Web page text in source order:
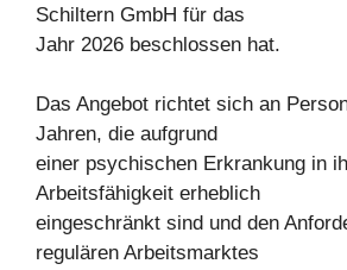
Schiltern GmbH für das
Jahr 2026 beschlossen hat.
Das Angebot richtet sich an
Jahren, die aufgrund
einer psychischen Erkrankung in
Arbeitsfähigkeit erheblich
eingeschränkt sind und den
regulären Arbeitsmarktes